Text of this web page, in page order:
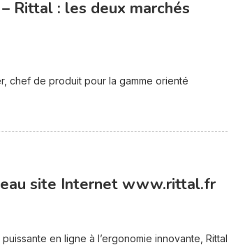
Rittal : les deux marchés
chef de produit pour la gamme orienté
site Internet www.rittal.fr
en ligne à l’ergonomie innovante, Rittal